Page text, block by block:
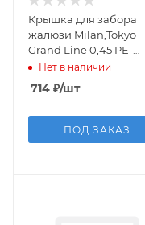
Крышка для забора
жалюзи Milan,Tokyo
Grand Line 0,45 PE-
Double RAL 8017
шоколад (3м)
Нет в наличии
714 ₽/шт
ПОД ЗАКАЗ